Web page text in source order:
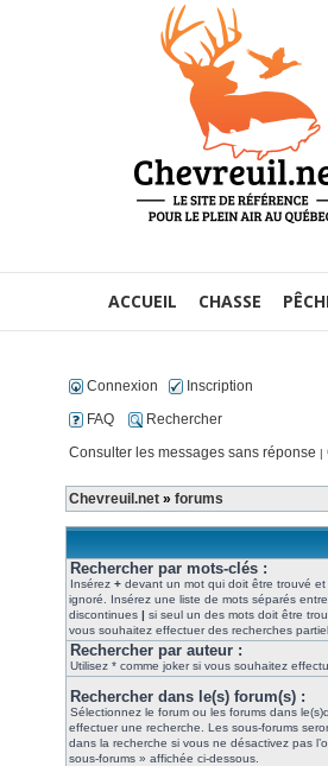
ACCUEIL CHASSE
Connexion
Inscription
FAQ
Rechercher
Consulter les messages sans réponse |
Chevreuil.net » forums
Rechercher par mots-clés :
Insérez + devant un mot qui doit être trouvé et
ignoré. Insérez une liste de mots séparés
discontinues | si seul un des mots doit être
vous souhaitez effectuer des recherches
Rechercher par auteur :
Utilisez * comme joker si vous souhaitez
Rechercher dans le(s) forum(s) :
Sélectionnez le forum ou les forums dans
effectuer une recherche. Les sous-forums
dans la recherche si vous ne désactivez pas
sous-forums » affichée ci-dessous.